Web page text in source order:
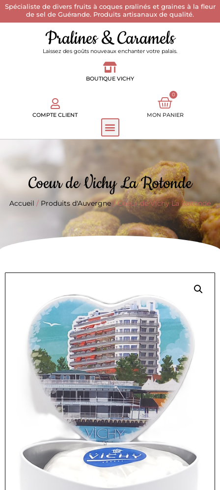
Spécialiste de divers fruits à coques pralinés et graines à la fleur
de sel de Guérande. Produits artisanaux de qualité.
Pralines & Caramels
Laissez des goûts nouveaux enchanter votre palais.
BOUTIQUE VICHY
COMPTE CLIENT
0
MON PANIER
Coeur de Vichy La Rotonde
Accueil / Produits d'Auvergne/ Coeur de Vichy La Rotonde